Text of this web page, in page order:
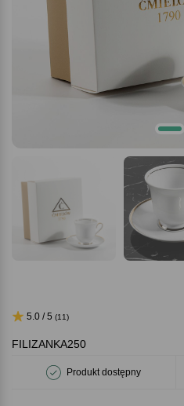
FILIZANKA250
Produkt dostępny
5.0 / 5 (11)